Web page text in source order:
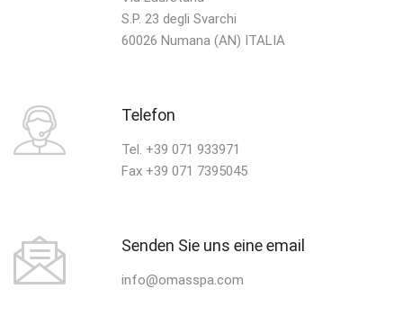
S.P. 23 degli Svarchi
60026 Numana (AN) ITALIA
Telefon
Tel. +39 071 933971
Fax +39 071 7395045
Senden Sie uns eine email
info@omasspa.com